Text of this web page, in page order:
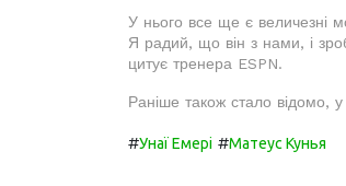
У нього все ще є величезні
Я радий, що він з нами, і
цитує тренера ESPN.
Раніше також стало відомо,
#Унаї Емері #Матеус Кунья